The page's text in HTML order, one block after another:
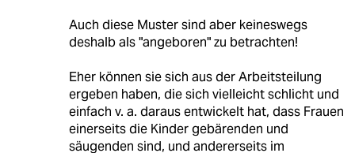
Auch diese Muster sind aber keineswegs
deshalb als "angeboren" zu betrachten!
Eher können sie sich aus der Arbeitsteilung
ergeben haben, die sich vielleicht schlicht und
einfach v. a. daraus entwickelt hat, dass Frauen
einerseits die Kinder gebärenden und
säugenden sind, und andererseits im